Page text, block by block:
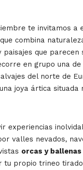
te invitamos a
que combina
paisajes que parecen
en grupo una
del norte de
joya ártica situada
experiencias
valles nevados,
orcas y
tu propio trineo